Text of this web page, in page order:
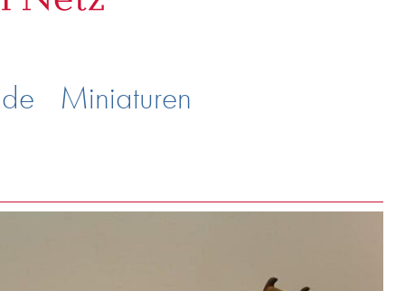
Miniaturen